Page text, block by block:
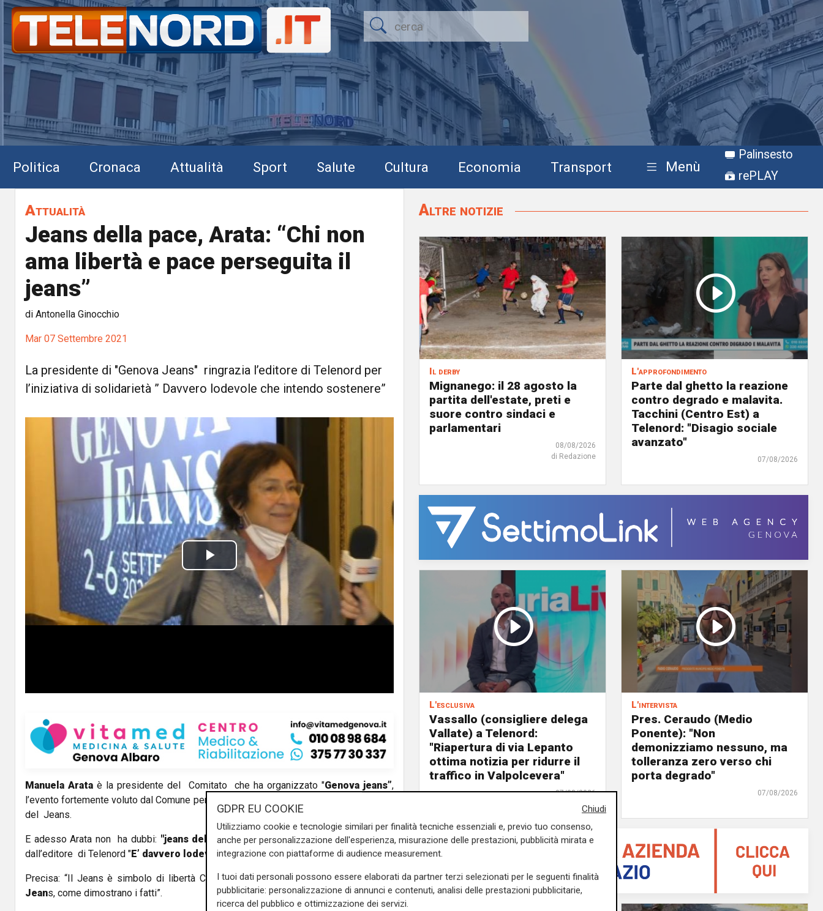
Politica Cronaca Attualità Sport Salute Cultura Economia Transport Menù
Palinsesto
rePLAY
Attualità
Jeans della pace, Arata: “Chi non
ama libertà e pace perseguita il
jeans”
di Antonella Ginocchio
Mar 07 Settembre 2021
La presidente di "Genova Jeans" ringrazia l’editore di Telenord per
l’iniziativa di solidarietà ” Davvero lodevole che intendo sostenere”
P
l
a
d
e
o
Manuela Arata è la presidente del Comitato che ha organizzato "Genova jeans”,
l’evento fortemente voluto dal Comune per affermare
del Jeans.
E adesso Arata non ha dubbi: "jeans della Pace",l’iniziativa di solidarietà lanciata
dall’editore di Telenord "E’ davvero lodevole”, dice
Precisa: “Il Jeans è simbolo di libertà Chi non ama libertà e pace perseguita il
Jeans, come dimostrano i fatti”.
Altre notizie
Il derby
Mignanego: il 28 agosto la
partita dell'estate, preti e
suore contro sindaci e
parlamentari
08/08/2026
di Redazione
L'approfondimento
Parte dal ghetto la reazione
contro degrado e malavita.
Tacchini (Centro Est) a
Telenord: "Disagio sociale
avanzato"
07/08/2026
L'esclusiva
Vassallo (consigliere delega
Vallate) a Telenord:
"Riapertura di via Lepanto
ottima notizia per ridurre il
traffico in Valpolcevera"
07/08/2026
L'intervista
Pres. Ceraudo (Medio
Ponente): "Non
demonizziamo nessuno, ma
tolleranza zero verso chi
porta degrado"
07/08/2026
Chiudi
GDPR EU COOKIE
Utilizziamo cookie e tecnologie similari per finalità tecniche essenziali e, previo tuo consenso,
anche per personalizzazione dell'esperienza, misurazione delle prestazioni, pubblicità mirata e
integrazione con piattaforme di audience measurement.
I tuoi dati personali possono essere elaborati da partner terzi selezionati per le seguenti finalità
pubblicitarie: personalizzazione di annunci e contenuti, analisi delle prestazioni pubblicitarie,
ricerca del pubblico e ottimizzazione dei servizi.